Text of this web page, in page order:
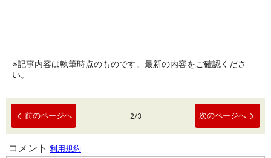
※記事内容は執筆時点のものです。最新の内容をご確認くださ
い。
前のページへ 2/3 次のページへ